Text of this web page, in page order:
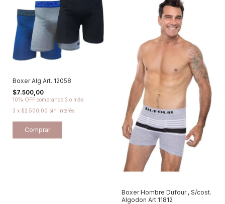
Boxer Alg Art. 12058
$7.500,00
10% OFF comprando 3 o más
3 x $2.500,00 sin interés
Comprar
Boxer Hombre Dufour , S/cost.
Algodon Art 11812